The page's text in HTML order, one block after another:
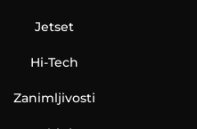
Jetset
Hi-Tech
Zanimljivosti